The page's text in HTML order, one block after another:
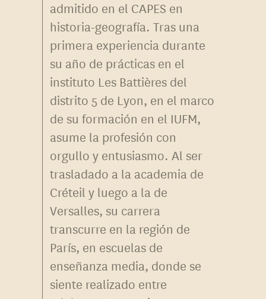
admitido en el CAPES en
historia-geografía. Tras una
primera experiencia durante
su año de prácticas en el
instituto Les Battières del
distrito 5 de Lyon, en el marco
de su formación en el IUFM,
asume la profesión con
orgullo y entusiasmo. Al ser
trasladado a la academia de
Créteil y luego a la de
Versalles, su carrera
transcurre en la región de
París, en escuelas de
enseñanza media, donde se
siente realizado entre